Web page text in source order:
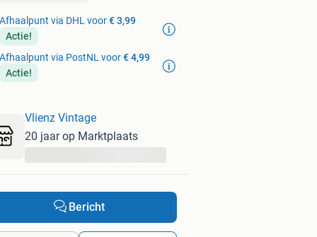
Afhaalpunt via DHL voor€ 3,99
Actie!
Afhaalpunt via PostNL voor€ 4,99
Actie!
Vlienz Vintage
20 jaar op Marktplaats
Bericht